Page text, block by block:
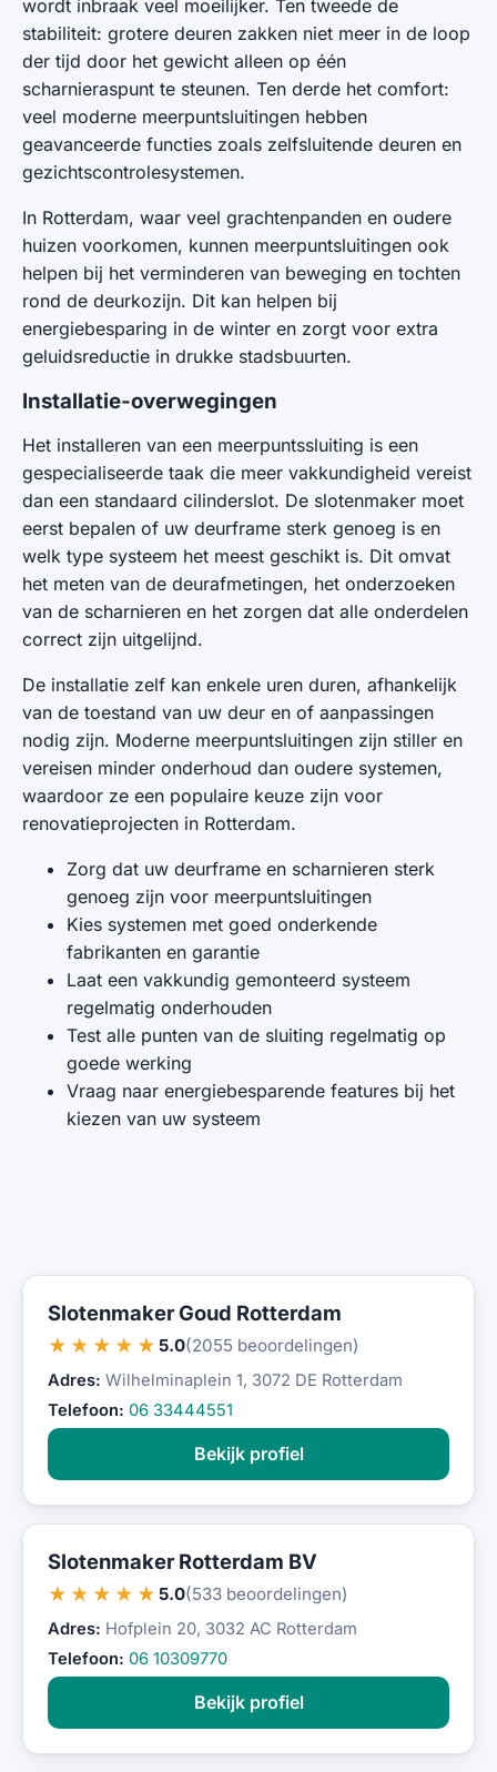
wordt inbraak veel moeilijker. Ten tweede de
stabiliteit: grotere deuren zakken niet meer in de loop
der tijd door het gewicht alleen op één
scharnieraspunt te steunen. Ten derde het comfort:
veel moderne meerpuntsluitingen hebben
geavanceerde functies zoals zelfsluitende deuren en
gezichtscontrolesystemen.
In Rotterdam, waar veel grachtenpanden en oudere
huizen voorkomen, kunnen meerpuntsluitingen ook
helpen bij het verminderen van beweging en tochten
rond de deurkozijn. Dit kan helpen bij
energiebesparing in de winter en zorgt voor extra
geluidsreductie in drukke stadsbuurten.
Installatie-overwegingen
Het installeren van een meerpuntssluiting is een
gespecialiseerde taak die meer vakkundigheid vereist
dan een standaard cilinderslot. De slotenmaker moet
eerst bepalen of uw deurframe sterk genoeg is en
welk type systeem het meest geschikt is. Dit omvat
het meten van de deurafmetingen, het onderzoeken
van de scharnieren en het zorgen dat alle onderdelen
correct zijn uitgelijnd.
De installatie zelf kan enkele uren duren, afhankelijk
van de toestand van uw deur en of aanpassingen
nodig zijn. Moderne meerpuntsluitingen zijn stiller en
vereisen minder onderhoud dan oudere systemen,
waardoor ze een populaire keuze zijn voor
renovatieprojecten in Rotterdam.
Zorg dat uw deurframe en scharnieren sterk
genoeg zijn voor meerpuntsluitingen
Kies systemen met goed onderkende
fabrikanten en garantie
Laat een vakkundig gemonteerd systeem
regelmatig onderhouden
Test alle punten van de sluiting regelmatig op
goede werking
Vraag naar energiebesparende features bij het
kiezen van uw systeem
Slotenmaker Goud Rotterdam
★★★★★ 5.0(2055 beoordelingen)
Adres: Wilhelminaplein 1, 3072 DE Rotterdam
Telefoon: 06 33444551
Bekijk profiel
Slotenmaker Rotterdam BV
★★★★★ 5.0(533 beoordelingen)
Adres: Hofplein 20, 3032 AC Rotterdam
Telefoon: 06 10309770
Bekijk profiel